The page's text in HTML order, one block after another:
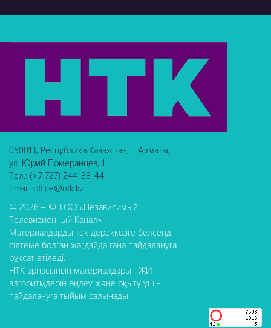
050013, Республика Казахстан, г. Алматы,
ул. Юрий Померанцев, 1
Тел.: (+7 727) 244-88-44
Email: office@ntk.kz
© 2026 – © ТОО «Независимый
Телевизионный Канал»
Материалдарды тек дереккөзге белсенді
сілтеме болған жағдайда ғана пайдалануға
рұқсат етіледі.
НТК арнасының материалдарын ЖИ
алгоритмдерін өңдеу және оқыту үшін
пайдалануға тыйым салынады.